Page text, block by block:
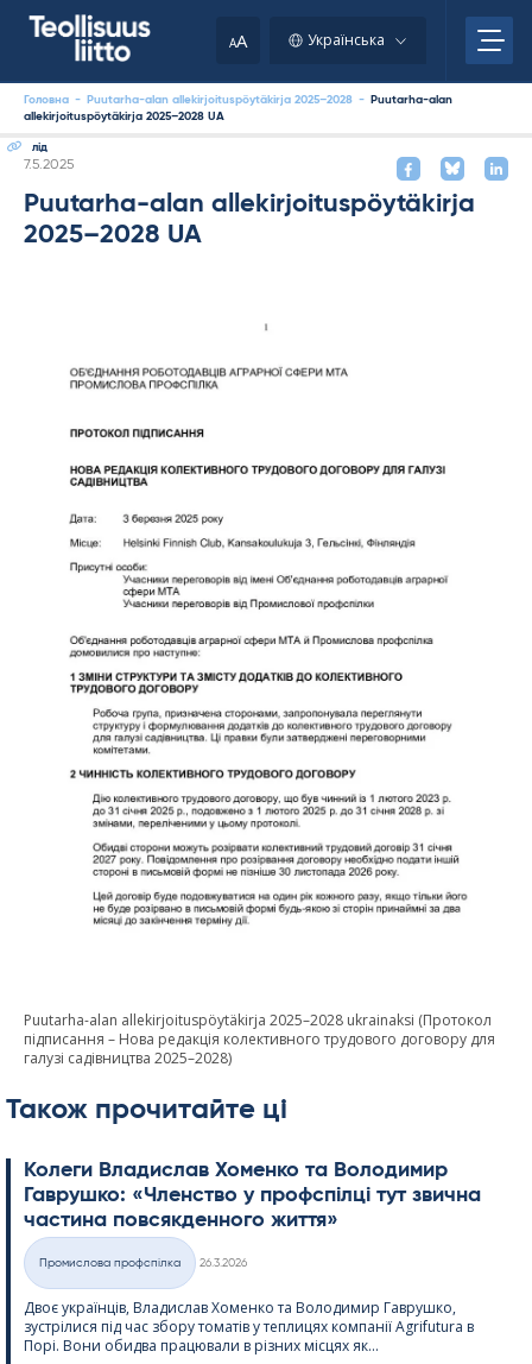
AA Українська
Головна - Puutarha-alan allekirjoituspöytäkirja 2025–2028 -
Puutarha-alan
allekirjoituspöytäkirja 2025–2028 UA
лід
Kirjoitettu
7.5.2025
Puutarha-alan allekirjoituspöytäkirja
2025–2028 UA
Puutarha-alan allekirjoituspöytäkirja 2025–2028 ukrainaksi (Протокол
підписання – Нова редакція колективного трудового договору для
галузі садівництва 2025–2028)
Також прочитайте ці
Колеги Владислав Хоменко та Володимир
Гаврушко: «Членство у профспілці тут звична
частина повсякденного життя»
Категорії
Промислова профспілка
26.3.2026
Двоє українців, Владислав Хоменко та Володимир Гаврушко,
зустрілися під час збору томатів у теплицях компанії Agri­fu­tura в
Порі. Вони обидва працювали в різних місцях як...